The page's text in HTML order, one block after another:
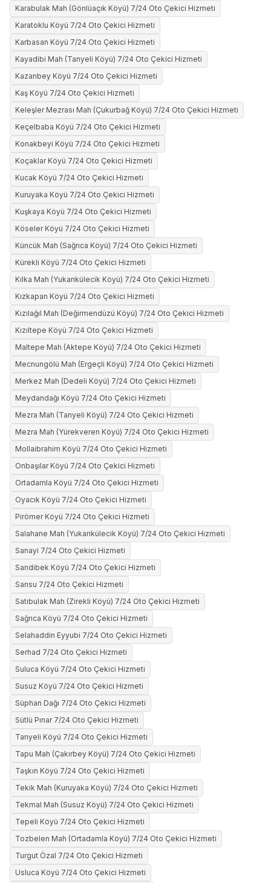
Karabulak Mah (Gönlüaçık Köyü) 7/24 Oto Çekici Hizmeti
Karatoklu Köyü 7/24 Oto Çekici Hizmeti
Karbasan Köyü 7/24 Oto Çekici Hizmeti
Kayadibi Mah (Tanyeli Köyü) 7/24 Oto Çekici Hizmeti
Kazanbey Köyü 7/24 Oto Çekici Hizmeti
Kaş Köyü 7/24 Oto Çekici Hizmeti
Keleşler Mezrası Mah (Çukurbağ Köyü) 7/24 Oto Çekici Hizmeti
Keçelbaba Köyü 7/24 Oto Çekici Hizmeti
Konakbeyi Köyü 7/24 Oto Çekici Hizmeti
Koçaklar Köyü 7/24 Oto Çekici Hizmeti
Kucak Köyü 7/24 Oto Çekici Hizmeti
Kuruyaka Köyü 7/24 Oto Çekici Hizmeti
Kuşkaya Köyü 7/24 Oto Çekici Hizmeti
Köseler Köyü 7/24 Oto Çekici Hizmeti
Küncük Mah (Sağrıca Köyü) 7/24 Oto Çekici Hizmeti
Kürekli Köyü 7/24 Oto Çekici Hizmeti
Kılka Mah (Yukarıkülecik Köyü) 7/24 Oto Çekici Hizmeti
Kızkapan Köyü 7/24 Oto Çekici Hizmeti
Kızılağıl Mah (Değirmendüzü Köyü) 7/24 Oto Çekici Hizmeti
Kızıltepe Köyü 7/24 Oto Çekici Hizmeti
Maltepe Mah (Aktepe Köyü) 7/24 Oto Çekici Hizmeti
Mecnungölü Mah (Ergeçli Köyü) 7/24 Oto Çekici Hizmeti
Merkez Mah (Dedeli Köyü) 7/24 Oto Çekici Hizmeti
Meydandağı Köyü 7/24 Oto Çekici Hizmeti
Mezra Mah (Tanyeli Köyü) 7/24 Oto Çekici Hizmeti
Mezra Mah (Yürekveren Köyü) 7/24 Oto Çekici Hizmeti
Mollaibrahim Köyü 7/24 Oto Çekici Hizmeti
Onbaşılar Köyü 7/24 Oto Çekici Hizmeti
Ortadamla Köyü 7/24 Oto Çekici Hizmeti
Oyacık Köyü 7/24 Oto Çekici Hizmeti
Pirömer Köyü 7/24 Oto Çekici Hizmeti
Salahane Mah (Yukarıkülecik Köyü) 7/24 Oto Çekici Hizmeti
Sanayi 7/24 Oto Çekici Hizmeti
Sarıdibek Köyü 7/24 Oto Çekici Hizmeti
Sarısu 7/24 Oto Çekici Hizmeti
Satıbulak Mah (Zirekli Köyü) 7/24 Oto Çekici Hizmeti
Sağrıca Köyü 7/24 Oto Çekici Hizmeti
Selahaddin Eyyubi 7/24 Oto Çekici Hizmeti
Serhad 7/24 Oto Çekici Hizmeti
Suluca Köyü 7/24 Oto Çekici Hizmeti
Susuz Köyü 7/24 Oto Çekici Hizmeti
Süphan Dağı 7/24 Oto Çekici Hizmeti
Sütlü Pınar 7/24 Oto Çekici Hizmeti
Tanyeli Köyü 7/24 Oto Çekici Hizmeti
Tapu Mah (Çakırbey Köyü) 7/24 Oto Çekici Hizmeti
Taşkın Köyü 7/24 Oto Çekici Hizmeti
Tekik Mah (Kuruyaka Köyü) 7/24 Oto Çekici Hizmeti
Tekmal Mah (Susuz Köyü) 7/24 Oto Çekici Hizmeti
Tepeli Köyü 7/24 Oto Çekici Hizmeti
Tozbelen Mah (Ortadamla Köyü) 7/24 Oto Çekici Hizmeti
Turgut Özal 7/24 Oto Çekici Hizmeti
Usluca Köyü 7/24 Oto Çekici Hizmeti